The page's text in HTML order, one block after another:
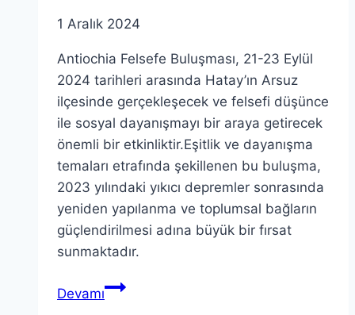
1 Aralık 2024
Antiochia Felsefe Buluşması, 21-23 Eylül
2024 tarihleri arasında Hatay’ın Arsuz
ilçesinde gerçekleşecek ve felsefi düşünce
ile sosyal dayanışmayı bir araya getirecek
önemli bir etkinliktir.Eşitlik ve dayanışma
temaları etrafında şekillenen bu buluşma,
2023 yılındaki yıkıcı depremler sonrasında
yeniden yapılanma ve toplumsal bağların
güçlendirilmesi adına büyük bir fırsat
sunmaktadır.
DevamıAntiochia